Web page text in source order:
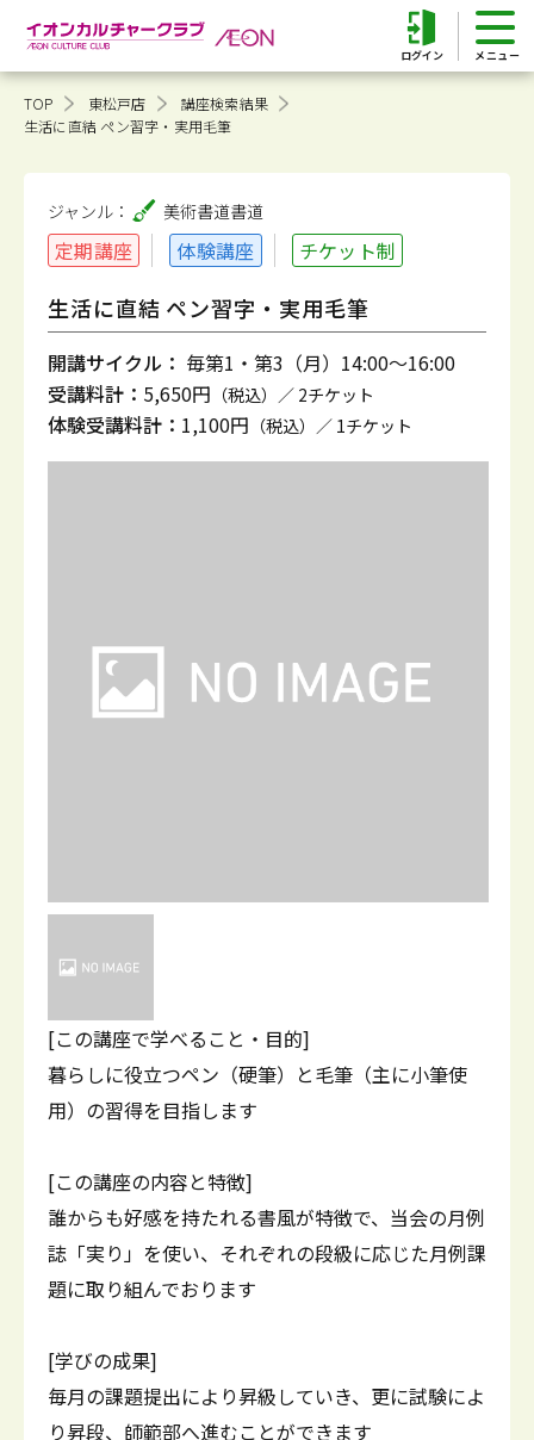
ログイン
TOP 東松戸店
講座検索結果
生活に直結 ペン習字・実用毛筆
ジャンル： 美術書道書道
定期講座 体験講座 チケット制
生活に直結 ペン習字・実用毛筆
開講サイクル： 毎第1・第3（月）14:00～16:00
受講料計： 5,650円 （税込）／ 2チケット
体験受講料計： 1,100円 （税込）／ 1チケット
[この講座で学べること・目的]
暮らしに役立つペン（硬筆）と毛筆（主に小筆使
用）の習得を目指します
[この講座の内容と特徴]
誰からも好感を持たれる書風が特徴で、当会の月例
誌「実り」を使い、それぞれの段級に応じた月例課
題に取り組んでおります
[学びの成果]
毎月の課題提出により昇級していき、更に試験によ
り昇段、師範部へ進むことができます